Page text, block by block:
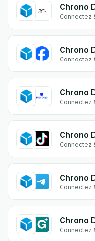
Chrono
Connectez
Chrono
Connectez
Chrono
Connectez
Chrono
Connectez
Chrono
Connectez
Chrono
Connectez